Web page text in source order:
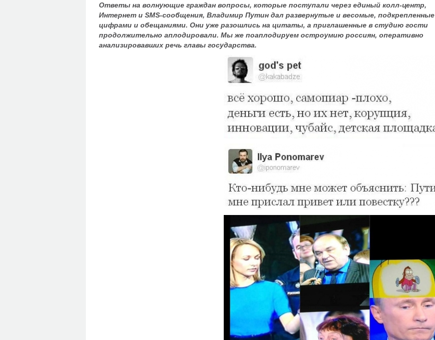
Ответы на волнующие граждан вопросы, которые поступали через единый колл-центр,
Интернет и SMS-сообщения, Владимир Путин дал развернутые и весомые, подкрепленные
цифрами и обещаниями. Они уже разошлись на цитаты, а приглашенные в студию гости
продолжительно аплодировали. Мы же поаплодируем остроумию россиян, оперативно
анализировавших речь главы государства.